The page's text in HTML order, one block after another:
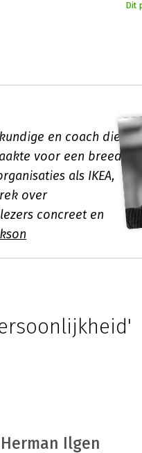
Dit
en coach die
voor een breed
als IKEA,
over
concreet en
Herman Ilgen